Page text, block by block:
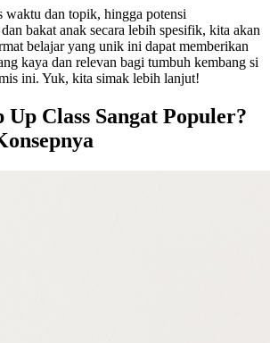
dan topik, hingga potensi
bakat anak secara lebih spesifik, kita akan
belajar yang unik ini dapat memberikan
kaya dan relevan bagi tumbuh kembang si
ini. Yuk, kita simak lebih lanjut!
Up Class Sangat Populer?